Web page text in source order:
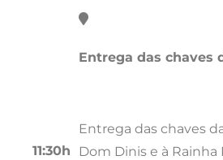
11:30h
Entrega das chaves
Entrega das chaves
Dom Dinis e à Rainha